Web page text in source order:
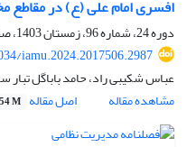
افسری امام علی (ع) در مقاطع
دوره 24، شماره 96، زمستان 1403، صفحه
iamu.2024.2017506.2987
عباس شکیبی راد، حامد باباگل تبار
مشاهده مقاله
اصل مقاله M